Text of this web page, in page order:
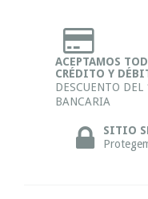
ACEPTAMOS
CRÉDITO Y
DESCUENTO
BANCARIA
SITIO